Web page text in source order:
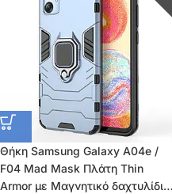
Θήκη Samsung Galaxy A04e /
F04 Mad Mask Πλάτη Thin
Armor με Μαγνητικό δαχτυλίδι